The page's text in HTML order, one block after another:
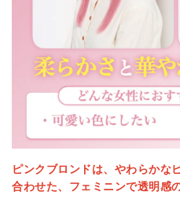
ピンクブロンドは、やわらかな
合わせた、フェミニンで透明感